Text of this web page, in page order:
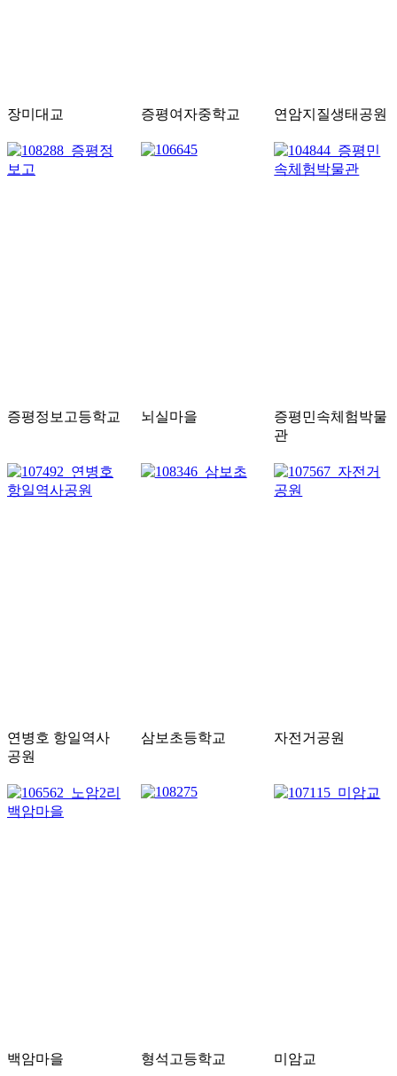
장미대교 증평여자중학교 연암지질생태공원
증평정보고등학교 뇌실마을
증평민속체험박물
관
연병호 항일역사
공원
삼보초등학교 자전거공원
백암마을 형석고등학교 미암교